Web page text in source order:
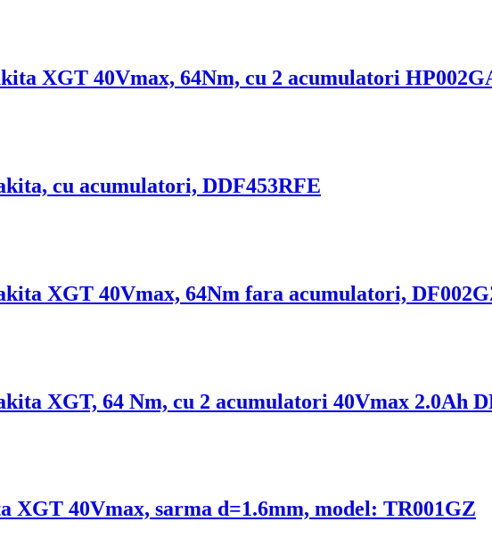
XGT 40Vmax, 64Nm, cu 2 acumulatori
cu acumulatori, DDF453RFE
XGT 40Vmax, 64Nm fara acumulatori,
XGT, 64 Nm, cu 2 acumulatori 40Vmax 2.0Ah
XGT 40Vmax, sarma d=1.6mm, model: TR001GZ